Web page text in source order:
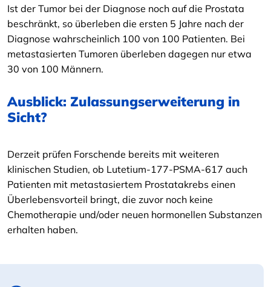
Ist der Tumor bei der Diagnose noch auf die Prostata
beschränkt, so überleben die ersten 5 Jahre nach der
Diagnose wahrscheinlich 100 von 100 Patienten. Bei
metastasierten Tumoren überleben dagegen nur etwa
30 von 100 Männern.
Ausblick: Zulassungserweiterung in
Sicht?
Derzeit prüfen Forschende bereits mit weiteren
klinischen Studien, ob Lutetium-177-PSMA-617 auch
Patienten mit metastasiertem Prostatakrebs einen
Überlebensvorteil bringt, die zuvor noch keine
Chemotherapie und/oder neuen hormonellen Substanzen
erhalten haben.